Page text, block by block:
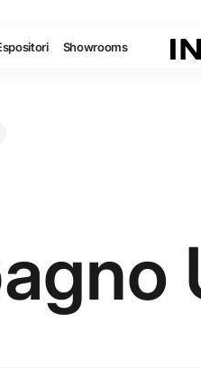
Showrooms